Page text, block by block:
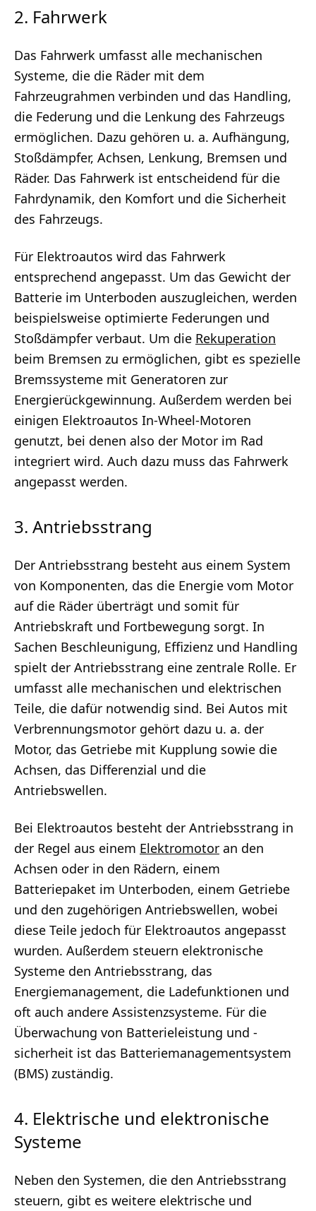
2. Fahrwerk
Das Fahrwerk umfasst alle mechanischen
Systeme, die die Räder mit dem
Fahrzeugrahmen verbinden und das Handling,
die Federung und die Lenkung des Fahrzeugs
ermöglichen. Dazu gehören u. a. Aufhängung,
Stoßdämpfer, Achsen, Lenkung, Bremsen und
Räder. Das Fahrwerk ist entscheidend für die
Fahrdynamik, den Komfort und die Sicherheit
des Fahrzeugs.
Für Elektroautos wird das Fahrwerk
entsprechend angepasst. Um das Gewicht der
Batterie im Unterboden auszugleichen, werden
beispielsweise optimierte Federungen und
Stoßdämpfer verbaut. Um die Rekuperation
beim Bremsen zu ermöglichen, gibt es spezielle
Bremssysteme mit Generatoren zur
Energierückgewinnung. Außerdem werden bei
einigen Elektroautos In-Wheel-Motoren
genutzt, bei denen also der Motor im Rad
integriert wird. Auch dazu muss das Fahrwerk
angepasst werden.
3. Antriebsstrang
Der Antriebsstrang besteht aus einem System
von Komponenten, das die Energie vom Motor
auf die Räder überträgt und somit für
Antriebskraft und Fortbewegung sorgt. In
Sachen Beschleunigung, Effizienz und Handling
spielt der Antriebsstrang eine zentrale Rolle. Er
umfasst alle mechanischen und elektrischen
Teile, die dafür notwendig sind. Bei Autos mit
Verbrennungsmotor gehört dazu u. a. der
Motor, das Getriebe mit Kupplung sowie die
Achsen, das Differenzial und die
Antriebswellen.
Bei Elektroautos besteht der Antriebsstrang in
der Regel aus einem Elektromotor an den
Achsen oder in den Rädern, einem
Batteriepaket im Unterboden, einem Getriebe
und den zugehörigen Antriebswellen, wobei
diese Teile jedoch für Elektroautos angepasst
wurden. Außerdem steuern elektronische
Systeme den Antriebsstrang, das
Energiemanagement, die Ladefunktionen und
oft auch andere Assistenzsysteme. Für die
Überwachung von Batterieleistung und -
sicherheit ist das Batteriemanagementsystem
(BMS) zuständig.
4. Elektrische und elektronische
Systeme
Neben den Systemen, die den Antriebsstrang
steuern, gibt es weitere elektrische und